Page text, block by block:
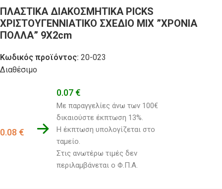
ΠΛΑΣΤΙΚΑ ΔΙΑΚΟΣΜΗΤΙΚΑ PICKS
ΧΡΙΣΤΟΥΓΕΝΝΙΑΤΙΚΟ ΣΧΕΔΙΟ ΜΙΧ ”ΧΡΟΝΙΑ
ΠΟΛΛΑ” 9Χ2cm
Κωδικός προϊόντος: 20-023
Διαθέσιμο
0.08 €
0.07 €
Με παραγγελίες άνω των 100€
δικαιούστε έκπτωση 13%.
Η έκπτωση υπολογίζεται στο
ταμείο.
Στις ανωτέρω τιμές δεν
περιλαμβάνεται ο Φ.Π.Α.